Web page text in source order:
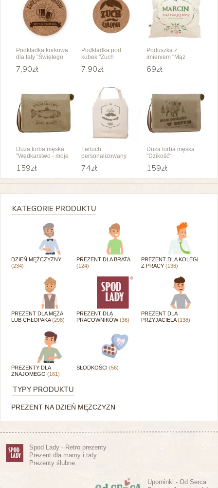
Podkładka korkowa
dla taty "Świętego
7,90zł
Podkładka pod
kubek "Zuch
7,90zł
Poduszka z
imieniem "Mąż
69zł
Duża torba męska
"Wędkarstwo - moje
159zł
Fartuch
personalizowany
74zł
Duża torba męska
"Dzikość"
159zł
KATEGORIE PRODUKTU
DZIEŃ MĘŻCZYZNY
(234)
PREZENT DLA BRATA
(124)
PREZENT DLA KOLEGI
Z PRACY(136)
PREZENT DLA MĘŻA
LUB CHŁOPAKA(298)
PREZENT DLA
PRACOWNIKÓW(36)
PREZENT DLA
PRZYJACIELA(138)
PREZENTY DLA
ZNAJOMEGO (161)
SŁODKOŚCI (56)
TYPY PRODUKTU
PREZENT NA DZIEŃ MĘŻCZYZN
Spod Lady - Retro prezenty
Prezent dla mamy i taty
Prezenty ślubne
Upominki - Od Serca